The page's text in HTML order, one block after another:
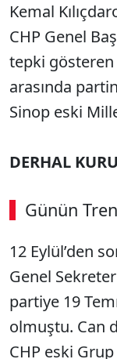
Kemal
CHP Genel
tepki gösteren
arasında
Sinop eski
DERHAL
Günün
12 Eylül’den
Genel
partiye 19
olmuştu. Can
CHP eski